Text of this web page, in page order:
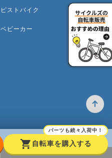
shopping_cart
パーツも続々入荷中！
自転車を購入する
ピストバイク
ベビーカー